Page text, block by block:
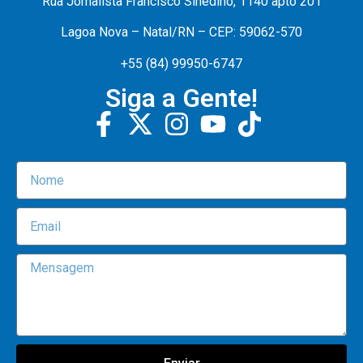
Lagoa Nova – Natal/RN – CEP: 59062-570
+55 (84) 99950-6747
Siga a Gente!